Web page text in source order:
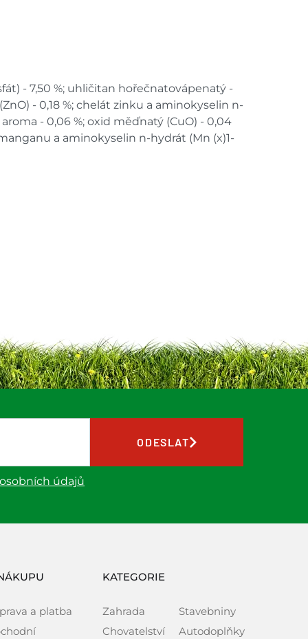
- 7,50 %; uhličitan hořečnatovápenatý -
- 0,18 %; chelát zinku a aminokyselin n-
- 0,06 %; oxid měďnatý (CuO) - 0,04
a aminokyselin n-hydrát (Mn (x)1-
údajů
ODESLAT
a platba
KATEGORIE
Zahrada
Chovatelství
Stavebniny
Autodoplňky